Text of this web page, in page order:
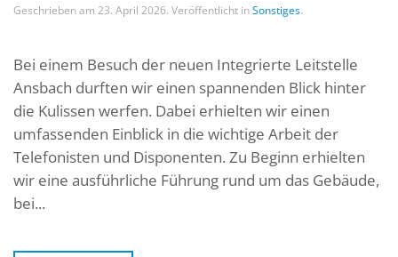
Geschrieben am 23. April 2026. Veröffentlicht inSonstiges.
Bei einem Besuch der neuen Integrierte Leitstelle
Ansbach durften wir einen spannenden Blick hinter
die Kulissen werfen. Dabei erhielten wir einen
umfassenden Einblick in die wichtige Arbeit der
Telefonisten und Disponenten. Zu Beginn erhielten
wir eine ausführliche Führung rund um das Gebäude,
bei...